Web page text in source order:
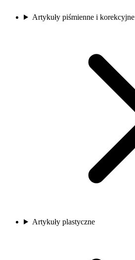
Artykuły piśmienne i korekcyjne
Artykuły plastyczne